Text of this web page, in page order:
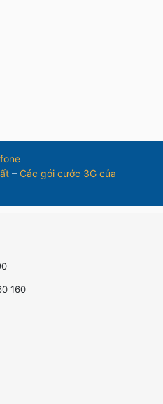
– Các gói cước 3G của
160